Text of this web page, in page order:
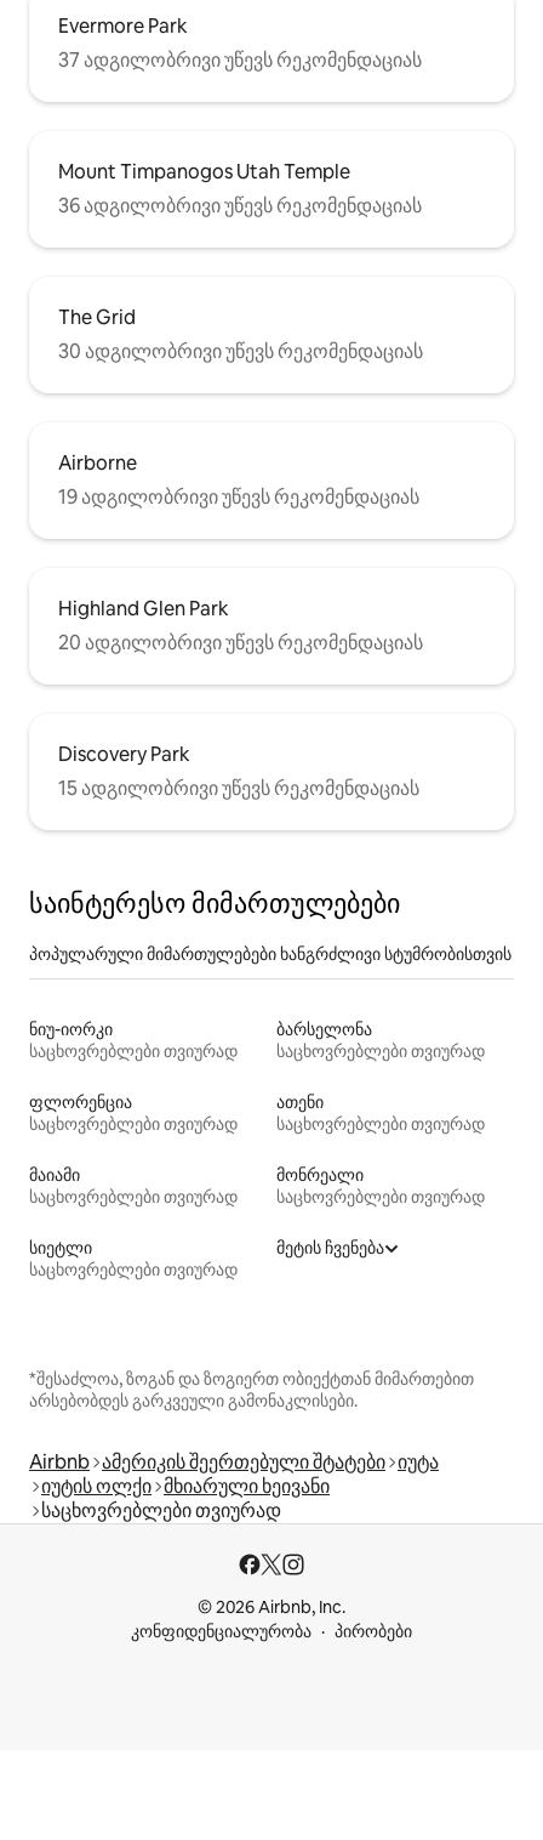
Evermore Park
37 ადგილობრივი უწევს რეკომენდაციას
Mount Timpanogos Utah Temple
36 ადგილობრივი უწევს რეკომენდაციას
The Grid
30 ადგილობრივი უწევს რეკომენდაციას
Airborne
19 ადგილობრივი უწევს რეკომენდაციას
Highland Glen Park
20 ადგილობრივი უწევს რეკომენდაციას
Discovery Park
15 ადგილობრივი უწევს რეკომენდაციას
საინტერესო მიმართულებები
პოპულარული მიმართულებები ხანგრძლივი სტუმრობისთვის
ნიუ-იორკი
საცხოვრებლები თვიურად
ბარსელონა
საცხოვრებლები თვიურად
ფლორენცია
საცხოვრებლები თვიურად
ათენი
საცხოვრებლები თვიურად
მაიამი
საცხოვრებლები თვიურად
მონრეალი
საცხოვრებლები თვიურად
სიეტლი
საცხოვრებლები თვიურად
მეტის ჩვენება
*შესაძლოა, ზოგან და ზოგიერთ ობიექტთან მიმართებით
არსებობდეს გარკვეული გამონაკლისები.
Airbnb ამერიკის შეერთებული შტატები იუტა
იუტის ოლქი მხიარული ხეივანი
საცხოვრებლები თვიურად
© 2026 Airbnb, Inc.
კონფიდენციალურობა
პირობები